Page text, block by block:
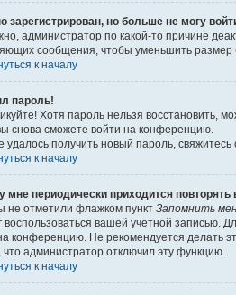
зарегистрирован, но больше не могу
администратор по какой-то причине
сообщения, чтобы уменьшить размер
к началу
пароль!
Хотя пароль нельзя восстановить,
снова сможете войти на конференцию.
удалось получить новый пароль,
к началу
мне периодически приходится
не отметили флажком пункт Запомнить
воспользоваться вашей учётной записью.
конференцию. Не рекомендуется делать
что администратор отключил эту функцию.
к началу